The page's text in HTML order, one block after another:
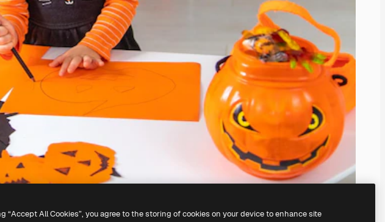
“Accept All Cookies”, you agree to the storing of cookies on your device to enhance site